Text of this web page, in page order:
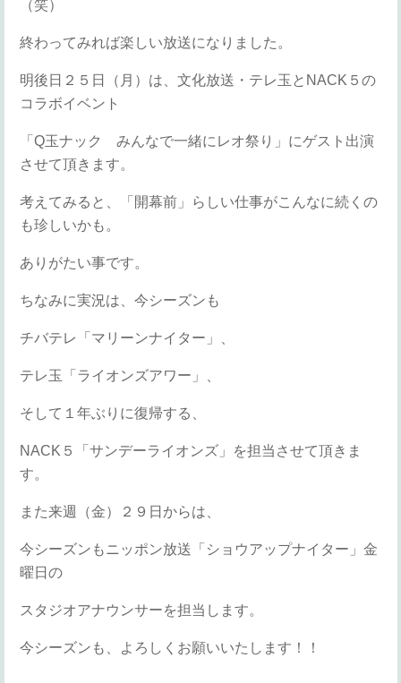
（笑）
終わってみれば楽しい放送になりました。
明後日２５日（月）は、文化放送・テレ玉とNACK５の
コラボイベント
「Q玉ナック みんなで一緒にレオ祭り」にゲスト出演
させて頂きます。
考えてみると、「開幕前」らしい仕事がこんなに続くの
も珍しいかも。
ありがたい事です。
ちなみに実況は、今シーズンも
チバテレ「マリーンナイター」、
テレ玉「ライオンズアワー」、
そして１年ぶりに復帰する、
NACK５「サンデーライオンズ」を担当させて頂きま
す。
また来週（金）２９日からは、
今シーズンもニッポン放送「ショウアップナイター」金
曜日の
スタジオアナウンサーを担当します。
今シーズンも、よろしくお願いいたします！！